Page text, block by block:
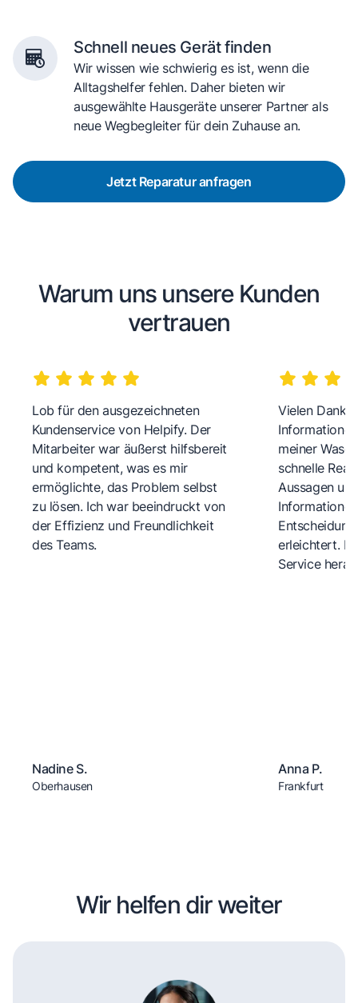
Schnell neues Gerät finden
Wir wissen wie schwierig es ist, wenn die
Alltagshelfer fehlen. Daher bieten wir
ausgewählte Hausgeräte unserer Partner als
neue Wegbegleiter für dein Zuhause an.
Jetzt Reparatur anfragen
Warum uns unsere Kunden
vertrauen
Lob für den ausgezeichneten
Kundenservice von Helpify. Der
Mitarbeiter war äußerst hilfsbereit
und kompetent, was es mir
ermöglichte, das Problem selbst
zu lösen. Ich war beeindruckt von
der Effizienz und Freundlichkeit
des Teams.
Nadine S.
Oberhausen
Vielen Dank
meiner
schnelle
Aussagen
erleichtert.
Service
Anna P.
Frankfurt
Wir helfen dir weiter